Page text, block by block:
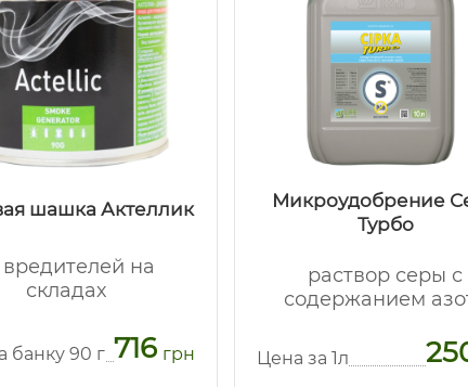
шашка Актеллик
вредителей на
складах
банку 90 г 716 грн
Микроудобрение
Турбо
раствор серы с
содержанием
Цена за 1л